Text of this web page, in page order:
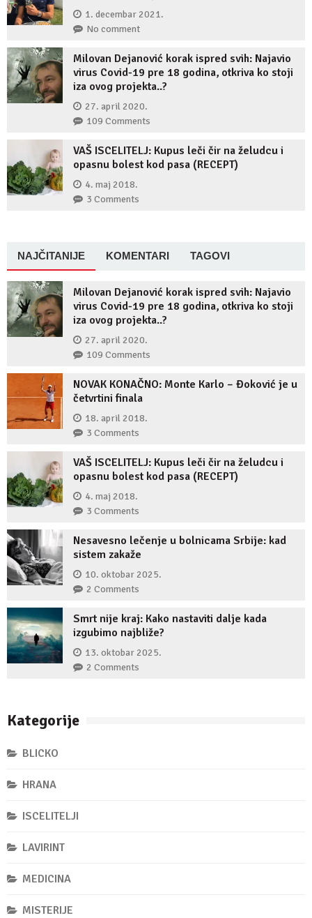
1. decembar 2021.
No comment
Milovan Dejanović korak ispred svih: Najavio
virus Covid-19 pre 18 godina, otkriva ko stoji
iza ovog projekta..?
27. april 2020.
109 Comments
VAŠ ISCELITELJ: Kupus leči čir na želudcu i
opasnu bolest kod pasa (RECEPT)
4. maj 2018.
3 Comments
NAJČITANIJE KOMENTARI TAGOVI
Milovan Dejanović korak ispred svih: Najavio
virus Covid-19 pre 18 godina, otkriva ko stoji
iza ovog projekta..?
27. april 2020.
109 Comments
NOVAK KONAČNO: Monte Karlo – Đoković je u
četvrtini finala
18. april 2018.
3 Comments
VAŠ ISCELITELJ: Kupus leči čir na želudcu i
opasnu bolest kod pasa (RECEPT)
4. maj 2018.
3 Comments
Nesavesno lečenje u bolnicama Srbije: kad
sistem zakaže
10. oktobar 2025.
2 Comments
Smrt nije kraj: Kako nastaviti dalje kada
izgubimo najbliže?
13. oktobar 2025.
2 Comments
Kategorije
BLICKO
HRANA
ISCELITELJI
LAVIRINT
MEDICINA
MISTERIJE